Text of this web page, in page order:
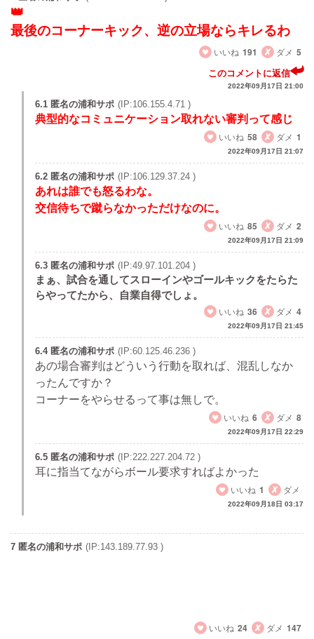
最後のコーナーキック、逆の立場ならキレるわ
いいね 191 ダメ 5
このコメントに返信
2022年09月17日 21:00
6.1 匿名の浦和サポ (IP:106.155.4.71 )
典型的なコミュニケーション取れない審判って感じ
いいね 58 ダメ 1
2022年09月17日 21:07
6.2 匿名の浦和サポ (IP:106.129.37.24 )
あれは誰でも怒るわな。
交信待ちで蹴らなかっただけなのに。
いいね 85 ダメ 2
2022年09月17日 21:09
6.3 匿名の浦和サポ (IP:49.97.101.204 )
まぁ、試合を通してスローインやゴールキックをたらた
らやってたから、自業自得でしょ。
いいね 36 ダメ 4
2022年09月17日 21:45
6.4 匿名の浦和サポ (IP:60.125.46.236 )
あの場合審判はどういう行動を取れば、混乱しなか
ったんですか？
コーナーをやらせるって事は無しで。
いいね 6 ダメ 8
2022年09月17日 22:29
6.5 匿名の浦和サポ (IP:222.227.204.72 )
耳に指当てながらボール要求すればよかった
いいね 1 ダメ
2022年09月18日 03:17
7 匿名の浦和サポ (IP:143.189.77.93 )
いいね 24 ダメ 147